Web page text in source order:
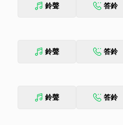
鈴聲 答鈴
鈴聲 答鈴
鈴聲 答鈴